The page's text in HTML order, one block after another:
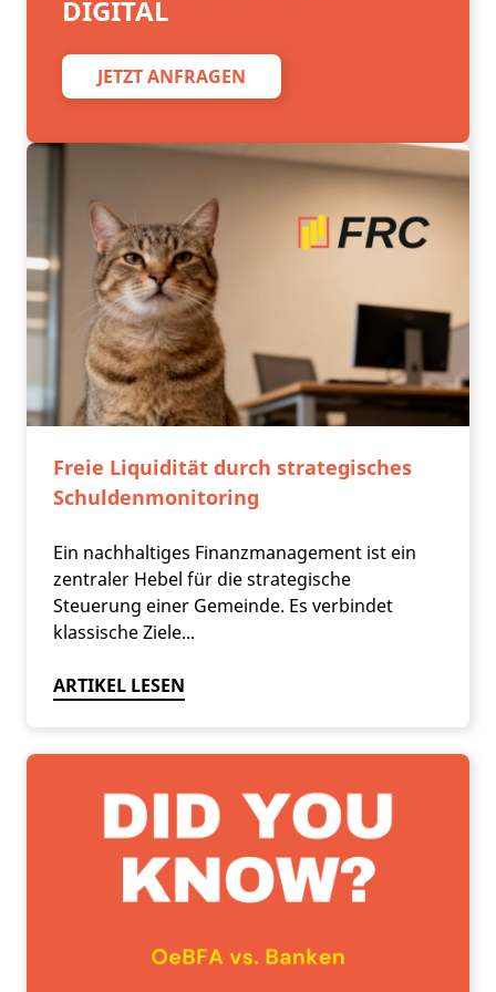
DIGITAL
JETZT ANFRAGEN
Freie Liquidität durch strategisches
Schuldenmonitoring
Ein nachhaltiges Finanzmanagement ist ein
zentraler Hebel für die strategische
Steuerung einer Gemeinde. Es verbindet
klassische Ziele...
ARTIKEL LESEN